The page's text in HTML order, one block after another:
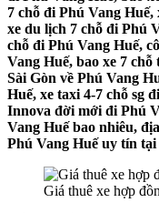
7 chỗ đi Phú Vang
xe du lịch 7 chỗ đi Phú
chỗ đi Phú Vang Huế,
Vang Huế, bao xe 7
Sài Gòn về Phú Vang
Huế, xe taxi 4-7 chỗ sg
Innova đời mới đi Phú
Vang Huế bao nhiêu,
Phú Vang Huế uy tín
Giá thuê xe hợp